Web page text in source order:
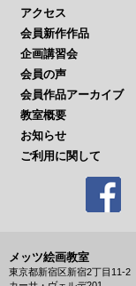
アクセス
会員新作作品
企画講習会
会員の声
会員作品アーカイブ
教室概要
お知らせ
ご利用に関して
メッツ絵画教室
東京都新宿区新宿2丁目11-2